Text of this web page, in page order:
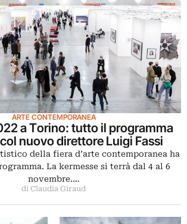
ARTE CONTEMPORANEA
a Torino: tutto il programma
nuovo direttore Luigi Fassi
della fiera d’arte contemporanea ha
La kermesse si terrà dal 4 al 6
novembre.…
di Claudia Giraud